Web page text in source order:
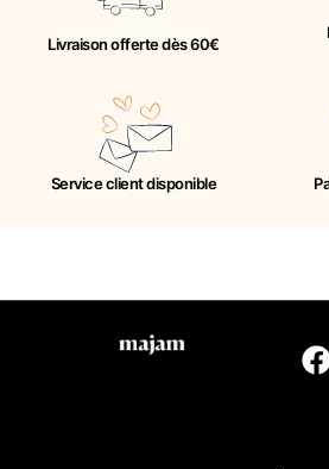
Livraison offerte dès 60€
Service client disponible